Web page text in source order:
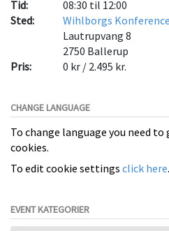
Tid:
08:30 til 12:00
Sted:
Wihlborgs
Lautrupvang 8
2750 Ballerup
Pris:
0 kr / 2.495 kr.
CHANGE LANGUAGE
To change language you need
cookies.
To edit cookie settings click here.
EVENT KATEGORIER